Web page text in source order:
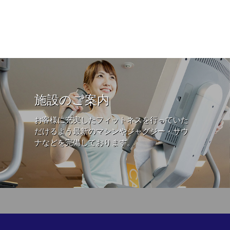
施設のご案内
お客様に充実したフィットネスを行っていた
だけるよう最新のマシンやジャグジー・サウ
ナなどを完備しております。